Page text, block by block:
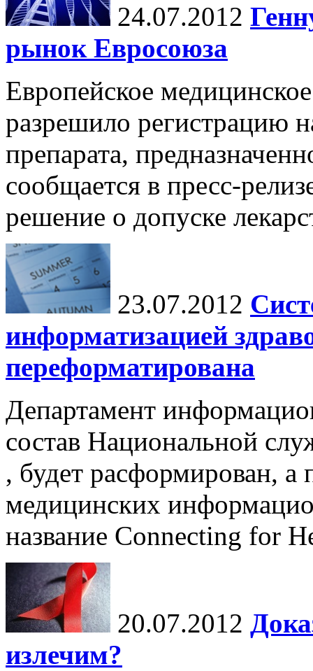
24.07.2012
рынок Евросоюза
Европейское
разрешило регистрацию
препарата,
сообщается в пресс-
решение о допуске
23.07.2012
информатизацией
переформатирована
Департамент
состав Национальной
, будет расформирован, а
медицинских
название Connecting for
20.07.2012
излечим?